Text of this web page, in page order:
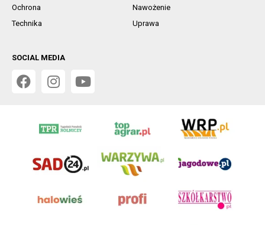
Ochrona
Nawożenie
Technika
Uprawa
SOCIAL MEDIA